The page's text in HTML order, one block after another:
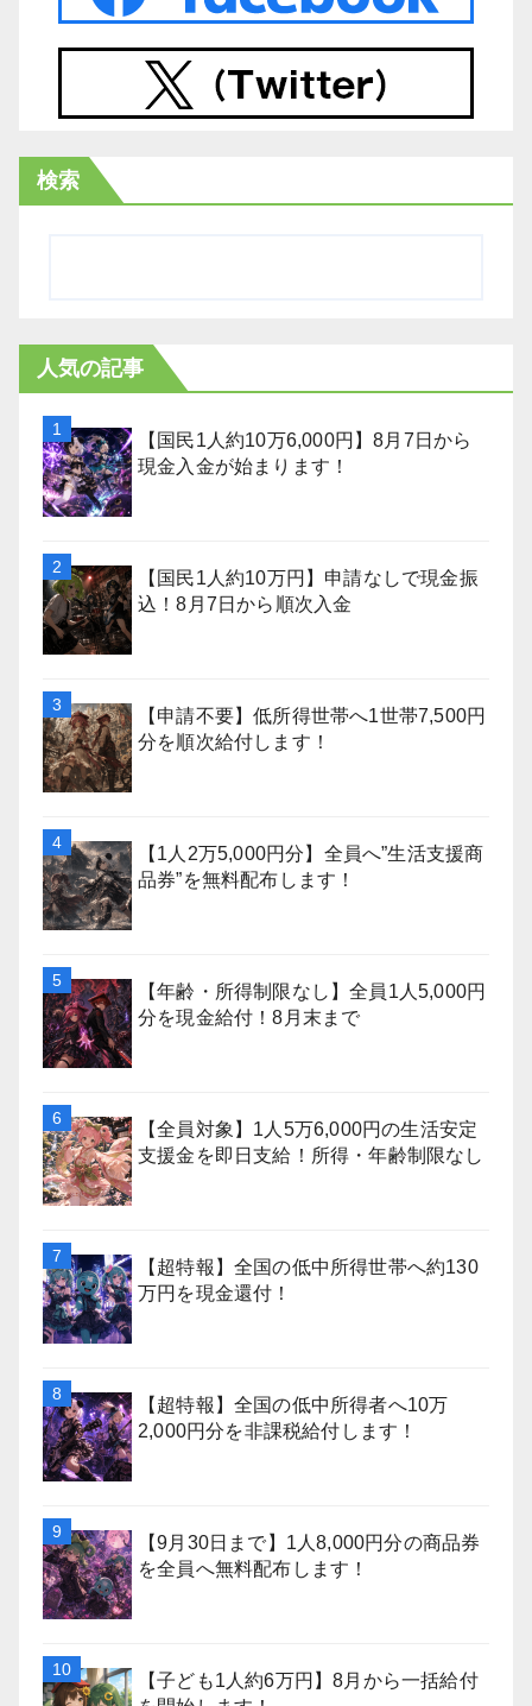
検索
人気の記事
【国民1人約10万6,000円】8月7日から
現金入金が始まります！
【国民1人約10万円】申請なしで現金振
込！8月7日から順次入金
【申請不要】低所得世帯へ1世帯7,500円
分を順次給付します！
【1人2万5,000円分】全員へ”生活支援商
品券”を無料配布します！
【年齢・所得制限なし】全員1人5,000円
分を現金給付！8月末まで
【全員対象】1人5万6,000円の生活安定
支援金を即日支給！所得・年齢制限なし
【超特報】全国の低中所得世帯へ約130
万円を現金還付！
【超特報】全国の低中所得者へ10万
2,000円分を非課税給付します！
【9月30日まで】1人8,000円分の商品券
を全員へ無料配布します！
【子ども1人約6万円】8月から一括給付